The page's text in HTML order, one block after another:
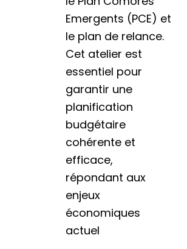
Emergents (PCE) et
le plan de relance.
Cet atelier est
essentiel pour
garantir une
planification
budgétaire
cohérente et
efficace,
répondant aux
enjeux
économiques
actuel